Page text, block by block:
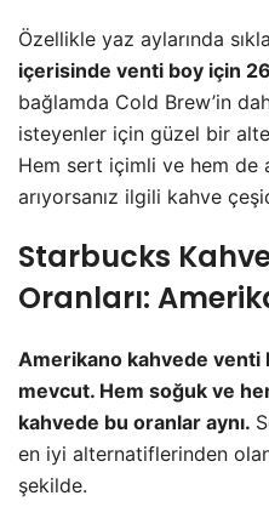
Özellikle yaz aylarında
içerisinde venti boy için
bağlamda Cold Brew’in
isteyenler için güzel bir
Hem sert içimli ve hem
arıyorsanız ilgili kahve
Starbucks
Oranları:
Amerikano kahvede venti
mevcut. Hem soğuk ve
kahvede bu oranlar aynı.
en iyi alternatiflerinden
şekilde.